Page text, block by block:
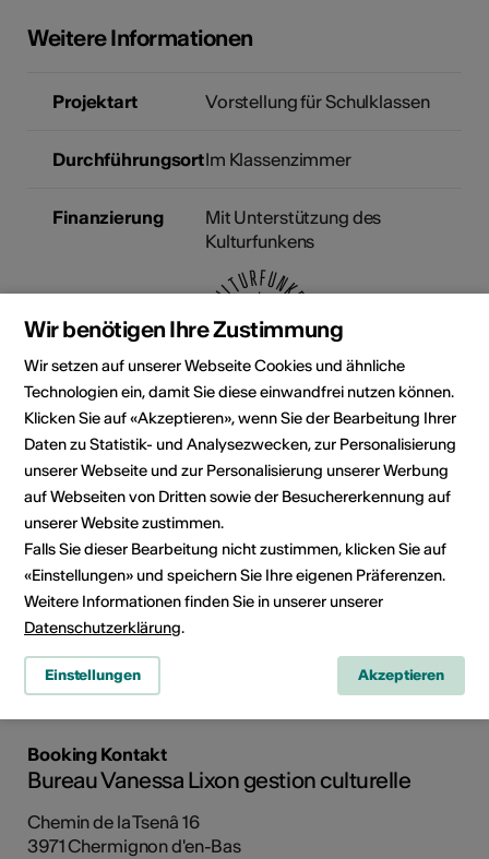
Weitere Informationen
Projektart Vorstellung für Schulklassen
DurchführungsortIm Klassenzimmer
Finanzierung
Mit Unterstützung des
Kulturfunkens
Anbieter
Pauline Epiney
rue du Grand-Pont 22
1950 Sion
Mobile 079 709 52 75
E-Mail
Webseite
Kulturbereiche
Booking Kontakt
Bureau Vanessa Lixon gestion culturelle
Chemin de la Tsenâ 16
3971 Chermignon d'en-Bas
Wir benötigen Ihre Zustimmung
Wir setzen auf unserer Webseite Cookies und ähnliche
Technologien ein, damit Sie diese einwandfrei nutzen können.
Klicken Sie auf «Akzeptieren», wenn Sie der Bearbeitung Ihrer
Daten zu Statistik- und Analysezwecken, zur Personalisierung
unserer Webseite und zur Personalisierung unserer Werbung
auf Webseiten von Dritten sowie der Besuchererkennung auf
unserer Website zustimmen.
Falls Sie dieser Bearbeitung nicht zustimmen, klicken Sie auf
«Einstellungen» und speichern Sie Ihre eigenen Präferenzen.
Weitere Informationen finden Sie in unserer unserer
Datenschutzerklärung.
Einstellungen Akzeptieren